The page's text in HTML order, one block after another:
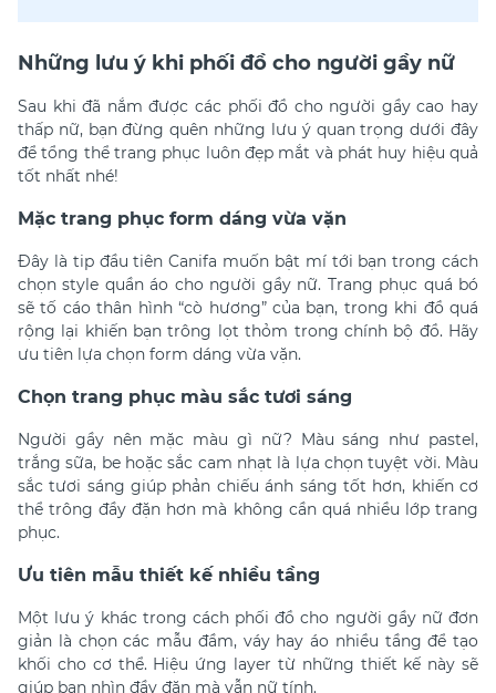
Những lưu ý khi phối đồ cho người gầy nữ
Sau khi đã nắm được các phối đồ cho người gầy cao hay
thấp nữ, bạn đừng quên những lưu ý quan trọng dưới đây
để tổng thể trang phục luôn đẹp mắt và phát huy hiệu quả
tốt nhất nhé!
Mặc trang phục form dáng vừa vặn
Đây là tip đầu tiên Canifa muốn bật mí tới bạn trong cách
chọnstyle quần áo cho người gầy nữ. Trang phục quá bó
sẽ tố cáo thân hình “cò hương” của bạn, trong khi đồ quá
rộng lại khiến bạn trông lọt thỏm trong chính bộ đồ. Hãy
ưu tiên lựa chọn form dáng vừa vặn.
Chọn trang phục màu sắc tươi sáng
Người gầy nên mặc màu gì nữ? Màu sáng như pastel,
trắng sữa, be hoặc sắc cam nhạt là lựa chọn tuyệt vời. Màu
sắc tươi sáng giúp phản chiếu ánh sáng tốt hơn, khiến cơ
thể trông đầy đặn hơn mà không cần quá nhiều lớp trang
phục.
Ưu tiên mẫu thiết kế nhiều tầng
Một lưu ý khác trong cách phối đồ cho người gầy nữ đơn
giản là chọn các mẫu đầm, váy hay áo nhiều tầng để tạo
khối cho cơ thể. Hiệu ứng layer từ những thiết kế này sẽ
giúp bạn nhìn đầy đặn mà vẫn nữ tính.